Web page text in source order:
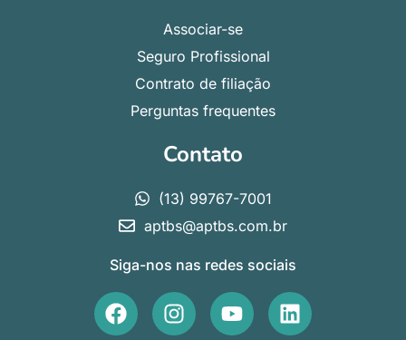
Associar-se
Seguro Profissional
Contrato de filiação
Perguntas frequentes
Contato
(13) 99767-7001
aptbs@aptbs.com.br
Siga-nos nas redes sociais
F
a
I
n
Y
o
L
i